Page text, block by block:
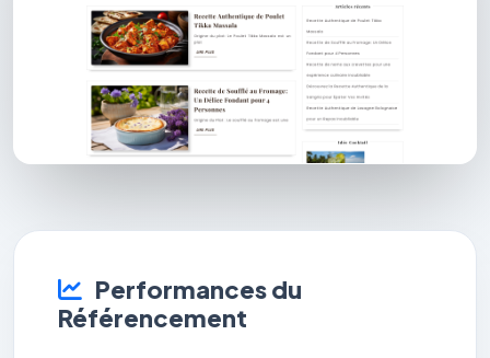
Performances du
Référencement